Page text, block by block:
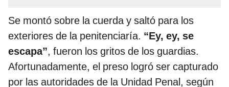
Se montó sobre la cuerda y saltó para los
exteriores de la penitenciaría. “Ey, ey, se
escapa”, fueron los gritos de los guardias.
Afortunadamente, el preso logró ser capturado
por las autoridades de la Unidad Penal, según